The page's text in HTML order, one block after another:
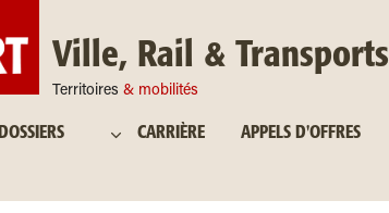
Ville, Rail & Transports
Territoires & mobilités
DOSSIERS CARRIÈRE APPELS D'OFFRES